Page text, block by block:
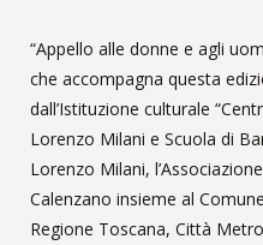
“Appello alle donne e agli
che accompagna questa
dall’Istituzione culturale
Lorenzo Milani e Scuola di
Lorenzo Milani,
Calenzano insieme al
Regione Toscana, Città